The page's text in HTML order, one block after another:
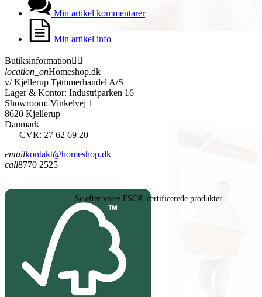
Min artikel kommentarer
Min artikel info
Butiksinformation 
location_onHomeshop.dk
v/ Kjellerup Tømmerhandel A/S
Lager & Kontor: Industriparken 16
Showroom: Vinkelvej 1
8620 Kjellerup
Danmark
CVR: 27 62 69 20
emailkontakt@homeshop.dk
call8770 2525
Se efter vores FSC®-certificerede produkter